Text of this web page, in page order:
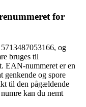
for
og
bruges til
EAN-nummeret er en
genkende og spore
til den pågældende
kan du nemt